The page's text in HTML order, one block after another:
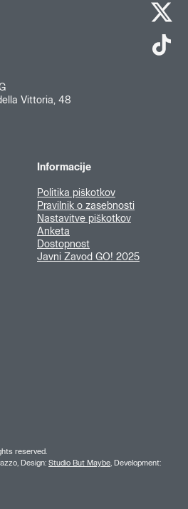
Vittoria, 48
Informacije
Politika piškotkov
Pravilnik o zasebnosti
Nastavitve piškotkov
Anketa
Dostopnost
Javni Zavod GO! 2025
reserved.
Design: Studio But Maybe , Development: